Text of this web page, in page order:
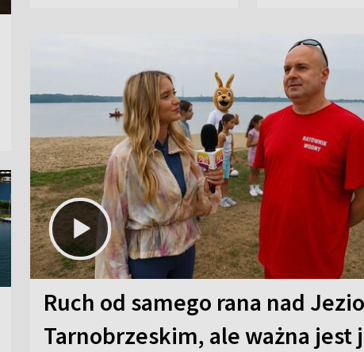
Ruch od samego rana nad
Tarnobrzeskim, ale ważna jest